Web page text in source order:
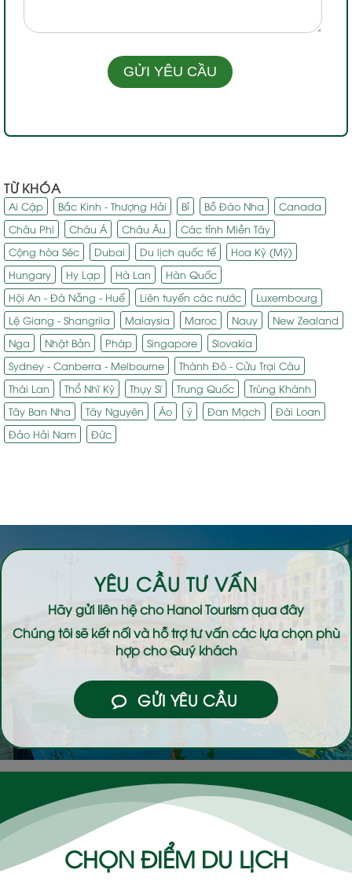
TỪ KHÓA
Ai Cập Bắc Kinh - Thượng Hải Bỉ Bồ Đào Nha
Canada
Châu Phi
Châu Á Châu Âu
Các tỉnh Miền Tây
Cộng hòa Séc
Dubai Du lịch quốc tế
Hoa Kỳ (Mỹ)
Hungary
Hy Lạp Hà Lan
Hàn Quốc
Hội An - Đà Nẵng - Huế
Liên tuyến các nước
Luxembourg
Lệ Giang - Shangrila
Malaysia Maroc Nauy
New Zealand
Nga
Nhật Bản Pháp Singapore
Slovakia
Sydney - Canberra - Melbourne
Thành Đô - Cửu Trại Câu
Thái Lan
Thổ Nhĩ Kỳ Thụy Sĩ Trung Quốc
Trùng Khánh
Tây Ban Nha
Tây Nguyên Áo ý Đan Mạch
Đài Loan
Đảo Hải Nam
Đức
YÊU CẦU TƯ VẤN
Hãy gửi liên hệ choHanoi Tourismqua đây
Chúng tôi sẽ kết nối và hỗ trợ tư vấn các lựa chọn phù
hợp cho Quý khách
GỬI YÊU CẦU
CHỌN ĐIỂM DU LỊCH